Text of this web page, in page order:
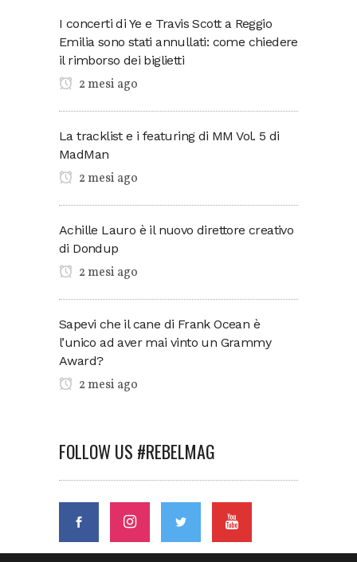
I concerti di Ye e Travis Scott a Reggio
Emilia sono stati annullati: come chiedere
il rimborso dei biglietti
2 mesi ago
La tracklist e i featuring di MM Vol. 5 di
MadMan
2 mesi ago
Achille Lauro è il nuovo direttore creativo
di Dondup
2 mesi ago
Sapevi che il cane di Frank Ocean è
l’unico ad aver mai vinto un Grammy
Award?
2 mesi ago
FOLLOW US #REBELMAG